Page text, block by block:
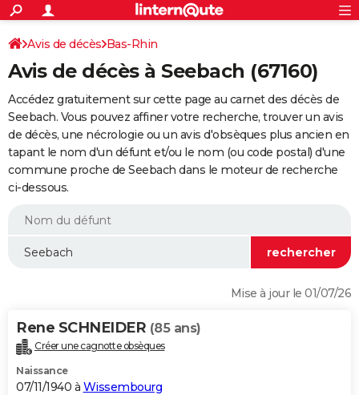
ACTUALITÉS
Politique
Société
Faits Divers
Education
Monde
Villes
+
SPORT
Coupe du monde 2026
Football
Tennis
Cyclisme
Rugby
Forum
Programme TV
TNT
Streaming
Cinéma
Sorties cinéma
Musique
+
FINANCE
Retraite
Epargne
Immobilier
Risques naturels par ville
Assurance
AUTO
Essais
Réserver un essai
Citadines
Berlines
SUV
Forum auto
+HIGH-TECH
BRICOLAGE
WEEK-END
Alimentation
Guide de la santé
Maladies
Médicaments
Sommeil
VOYAGE
Destinations
City break
Voyage nature
Voyage de noces
Forum
Climat
+PHOTO
Connexion
Avis de décès Bas-Rhin
Avis de décès à Seebach (67160)
Accédez gratuitement sur cette page au carnet des décès de
Seebach. Vous pouvez affiner votre recherche, trouver un avis
de décès, une nécrologie ou un avis d'obsèques plus ancien en
tapant le nom d'un défunt et/ou le nom (ou code postal) d'une
commune proche de Seebach dans le moteur de recherche
ci-dessous.
Mise à jour le 01/07/26
Rene SCHNEIDER (85 ans)
Créer une cagnotte obsèques
Naissance
07/11/1940 à Wissembourg